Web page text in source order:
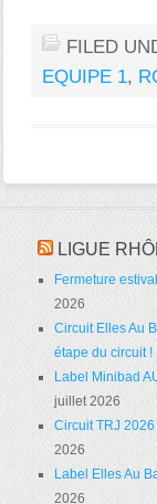
FILED
EQUIPE 1,
LIGUE
Fermeture
2026
Circuit Elles Au
étape du circuit !
Label Minibad
juillet 2026
Circuit TRJ
2026
Label Elles Au
2026